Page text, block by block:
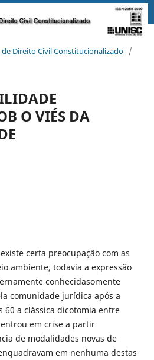
Direito Civil Constitucionalizado /
O VIÉS DA
certa preocupação com as
ambiente, todavia a expressão
conhecidasomente
comunidade jurídica após a
60 a clássica dicotomia entre
em crise a partir
de modalidades novas de
em nenhuma destas